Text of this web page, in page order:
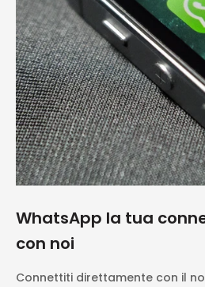
WhatsApp la tua
con noi
Connettiti direttamente con il